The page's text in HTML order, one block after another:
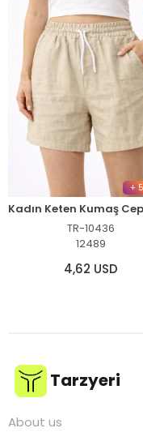
+
TR-10436
12489
4,62 USD
Tarzyeri
About us